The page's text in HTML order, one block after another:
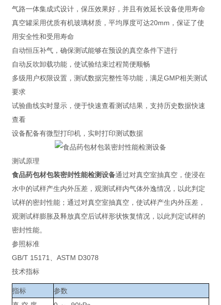
气路一体集成式设计，保压效果好，并且有效延长设备使用寿命
真空罐采用优质有机玻璃材质，平均厚度可达20mm，保证了使
用安全性和受用寿命
自动恒压补气，确保测试能够在预设的真空条件下进行
自动反吹卸载功能，使试验结束过程简便顺畅
多级用户权限设置，测试数据完整性等功能，满足GMP相关测试
要求
试验曲线实时显示，便于快速查看测试结果，支持历史数据快速
查看
设备配备有微型打印机，实时打印测试数据
测试原理
食品药包材包装密封性能检测设备通过对真空室抽真空，使浸在
水中的试样产生内外压差，观测试样内气体外逸情况，以此判定
试样的密封性能；通过对真空室抽真空，使试样产生内外压差，
观测试样膨胀及释放真空后试样形状恢复情况，以此判定试样的
密封性能。
参照标准
GB/T 15171、ASTM D3078
技术指标
指标
参数